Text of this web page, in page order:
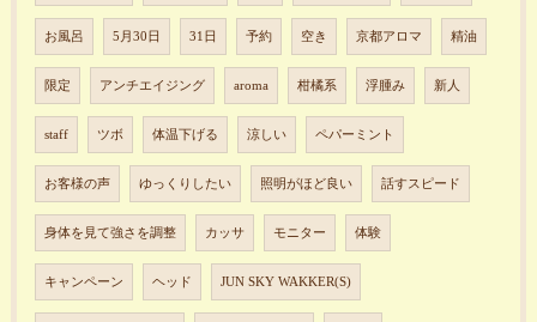
お風呂 5月30日 31日 予約 空き 京都アロマ 精油
限定 アンチエイジング aroma 柑橘系 浮腫み 新人
staff ツボ 体温下げる 涼しい ペパーミント
お客様の声 ゆっくりしたい 照明がほど良い 話すスピード
身体を見て強さを調整 カッサ モニター 体験
キャンペーン ヘッド JUN SKY WAKKER(S)